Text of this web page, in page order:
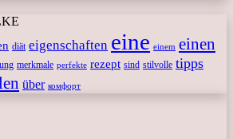
diät eigenschaften eine einem einen
merkmale perfekte rezept sind stilvolle tipps
über комфорт